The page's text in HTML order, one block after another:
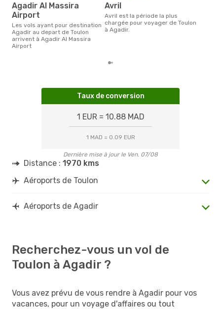
Agadir Al Massira
Airport
Les vols ayant pour destination
Agadir au depart de Toulon
arrivent à Agadir Al Massira
Airport
avril
avril est la période la plus
chargée pour voyager de Toulon
à Agadir.
Taux de conversion
1 EUR = 10.88 MAD
1 MAD = 0.09 EUR
Dernière mise à jour le Ven. 07/08
Distance : 1970 kms
Aéroports de Toulon
Aéroports de Agadir
Recherchez-vous un vol de
Toulon à Agadir ?
Vous avez prévu de vous rendre à Agadir pour vos
vacances, pour un voyage d'affaires ou tout